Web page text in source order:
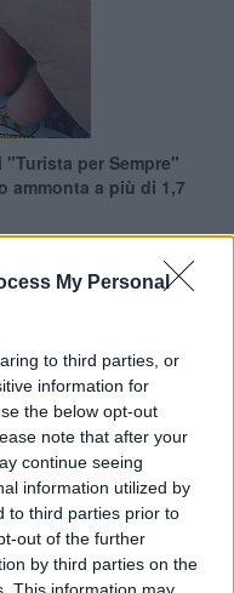
My Personal
to third parties, or
information for
the below opt-out
note that after your
continue seeing
information utilized by
to third parties prior to
out of the further
by third parties on the
This information may
per Sempre"
ammonta a più di 1,7
per un fortunato vincitore
dalla buona sorte
Gratta e Vinci con il
Sempre".
il tagliando in una
un totale dioltre 1,7